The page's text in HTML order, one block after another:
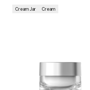
Cream Jar Cream